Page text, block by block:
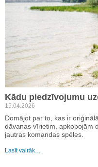
Kādu piedzīvojumu
15.04.2026
Domājot par to, kas ir
dāvanas vīrietim, apkopojām
jautras komandas spēles.
Lasīt vairāk…